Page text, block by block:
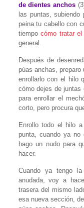
de dientes anchos
las puntas, subiendo
peina tu cabello con
tiempocómo tratar el
general.
Después de
púas anchas,
enrollarlo con el hilo
cómo dejes de
para enrollar el
corto, pero procura
Enrollo todo el hilo
punta, cuando ya no
hago un nudo para
hacer.
Cuando ya tengo
anudada, voy a
trasera del mismo
esa nueva sección,